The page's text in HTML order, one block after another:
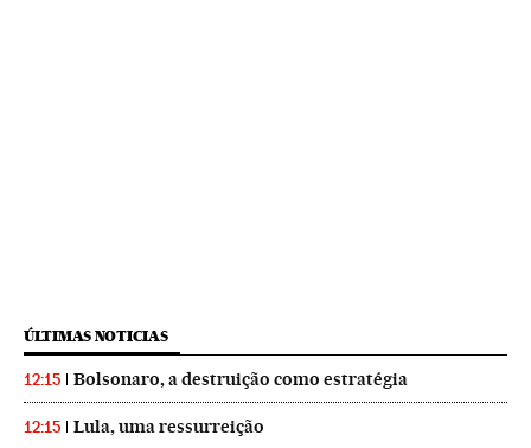
ÚLTIMAS NOTICIAS
12:15 Bolsonaro, a destruição como estratégia
12:15 Lula, uma ressurreição